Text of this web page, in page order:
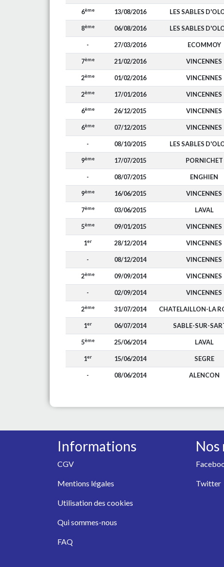
6ème 13/08/2016 LES SABLES
8ème 06/08/2016 LES SABLES
- 27/03/2016 ECOMMOY
7ème 21/02/2016 VINCENNES
2ème 01/02/2016 VINCENNES
2ème 17/01/2016 VINCENNES
6ème 26/12/2015 VINCENNES
6ème 07/12/2015 VINCENNES
- 08/10/2015 LES SABLES
9ème 17/07/2015 PORNICHET
- 08/07/2015 ENGHIEN
9ème 16/06/2015 VINCENNES
7ème 03/06/2015 LAVAL
5ème 09/01/2015 VINCENNES
1er 28/12/2014 VINCENNES
- 08/12/2014 VINCENNES
2ème 09/09/2014 VINCENNES
- 02/09/2014 VINCENNES
2ème 31/07/2014 CHATELAILLON-LA
1er 06/07/2014 SABLE-SUR-
5ème 25/06/2014 LAVAL
1er 15/06/2014 SEGRE
- 08/06/2014 ALENCON
Informations
CGV
Mentions légales
Utilisation des cookies
Qui sommes-nous
FAQ
Nos
Twitter